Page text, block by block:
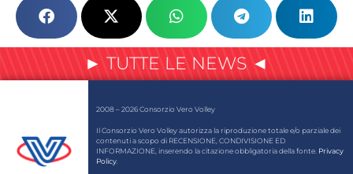
► TUTTE LE NEWS ◄
2008 – 2026 Consorzio Vero Volley
Il Consorzio Vero Volley autorizza la riproduzione totale e/o parziale dei
contenuti a scopo di RECENSIONE, CONDIVISIONE ED
INFORMAZIONE, inserendo la citazione obbligatoria della fonte. Privacy
Policy.